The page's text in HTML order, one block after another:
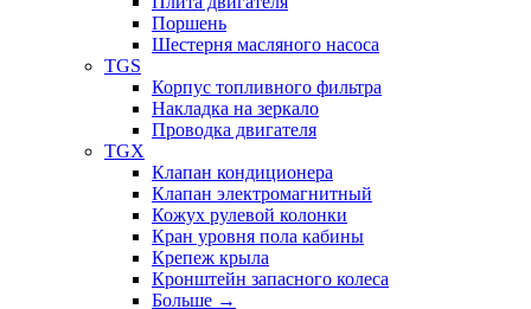
Поршень
Шестерня масляного насоса
TGS
Корпус топливного фильтра
Накладка на зеркало
Проводка двигателя
TGX
Клапан кондиционера
Клапан электромагнитный
Кожух рулевой колонки
Кран уровня пола кабины
Крепеж крыла
Кронштейн запасного колеса
Больше →